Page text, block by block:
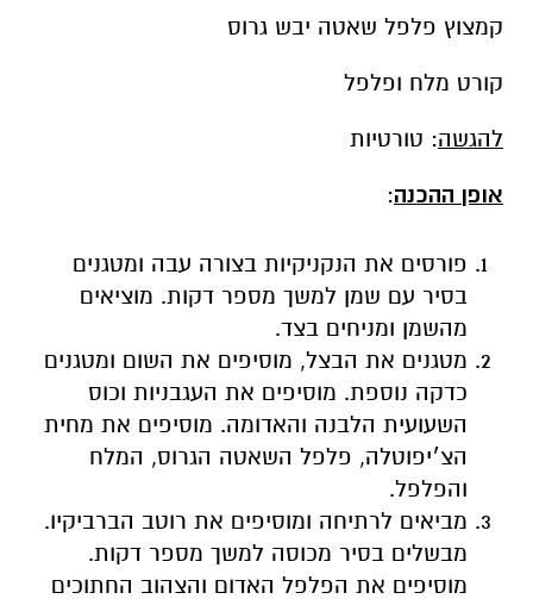
קמצוץ פלפל שאטה יבש גרוס
קורט מלח ופלפל
להגשה: טורטיות
אופן ההכנה:
פורסים את הנקניקיות בצורה עבה ומטגנים
בסיר עם שמן למשך מספר דקות. מוציאים
מהשמן ומניחים בצד.
מטגנים את הבצל, מוסיפים את השום ומטגנים
כדקה נוספת. מוסיפים את העגבניות וכוס
השעועית הלבנה והאדומה. מוסיפים את מחית
הצ׳יפוטלה, פלפל השאטה הגרוס, המלח
והפלפל.
מביאים לרתיחה ומוסיפים את רוטב הברביקיו.
מבשלים בסיר מכוסה למשך מספר דקות.
מוסיפים את הפלפל האדום והצהוב החתוכים